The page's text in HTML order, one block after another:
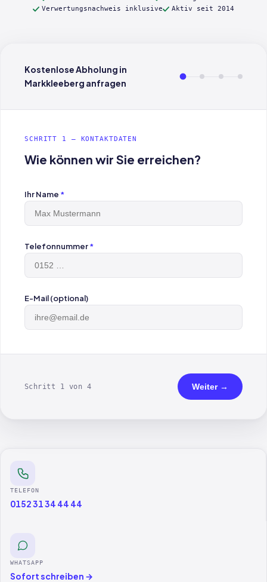
Verwertungsnachweis inklusive
Aktiv seit 2014
Kostenlose Abholung in
Markkleeberg anfragen
SCHRITT 1 — KONTAKTDATEN
Wie können wir Sie erreichen?
Ihr Name *
Telefonnummer*
E-Mail (optional)
Schritt 1 von 4 Weiter →
TELEFON
0152 31 34 44 44
WHATSAPP
Sofort schreiben →